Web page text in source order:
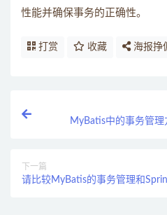
性能并确保事务的正确性。
打赏 收藏 海报挣
MyBatis中的事务管理
下一篇
请比较MyBatis的事务管理和